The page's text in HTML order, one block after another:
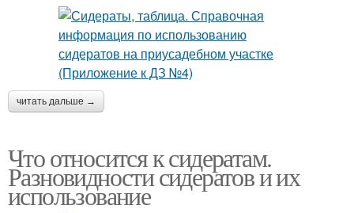
читать дальше →
Что относится к сидератам.
Разновидности сидератов и их
использование